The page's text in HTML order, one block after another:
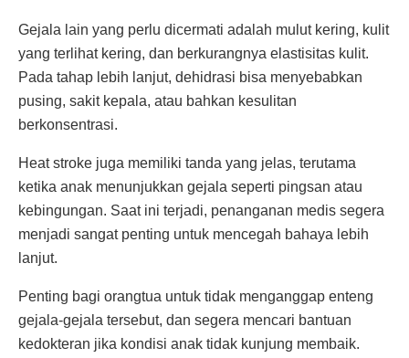
Gejala lain yang perlu dicermati adalah mulut kering, kulit
yang terlihat kering, dan berkurangnya elastisitas kulit.
Pada tahap lebih lanjut, dehidrasi bisa menyebabkan
pusing, sakit kepala, atau bahkan kesulitan
berkonsentrasi.
Heat stroke juga memiliki tanda yang jelas, terutama
ketika anak menunjukkan gejala seperti pingsan atau
kebingungan. Saat ini terjadi, penanganan medis segera
menjadi sangat penting untuk mencegah bahaya lebih
lanjut.
Penting bagi orangtua untuk tidak menganggap enteng
gejala-gejala tersebut, dan segera mencari bantuan
kedokteran jika kondisi anak tidak kunjung membaik.